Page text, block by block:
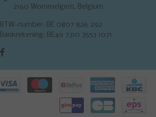
2160 Wommelgem, Belgium
BTW-number: BE 0807 826 292
Bankrekening: BE49 7310 3553 1071